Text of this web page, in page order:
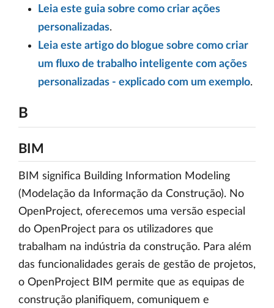
Leia este guia sobre como criar ações
personalizadas.
Leia este artigo do blogue sobre como criar
um fluxo de trabalho inteligente com ações
personalizadas - explicado com um exemplo.
B
BIM
BIM significa Building Information Modeling
(Modelação da Informação da Construção). No
OpenProject, oferecemos uma versão especial
do OpenProject para os utilizadores que
trabalham na indústria da construção. Para além
das funcionalidades gerais de gestão de projetos,
o OpenProject BIM permite que as equipas de
construção planifiquem, comuniquem e